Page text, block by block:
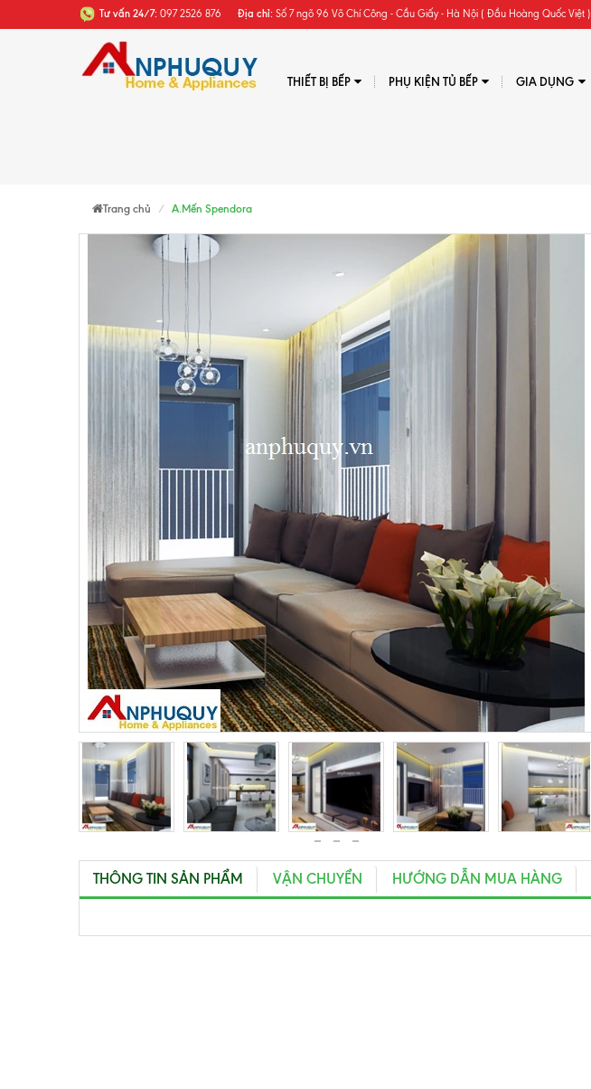
Tư vấn 24/7: 097 2526 876 Địa chỉ: Số 7 ngõ 96 Võ Chí Công - Cầu Giấy - Hà Nội ( Đầu Hoàng Quốc Việt )
THIẾT BỊ BẾP PHỤ KIỆN TỦ BẾP GIA DỤNG
Trang chủ A.Mến Spendora
THÔNG TIN SẢN PHẨM VẬN CHUYỂN HƯỚNG DẪN MUA HÀNG